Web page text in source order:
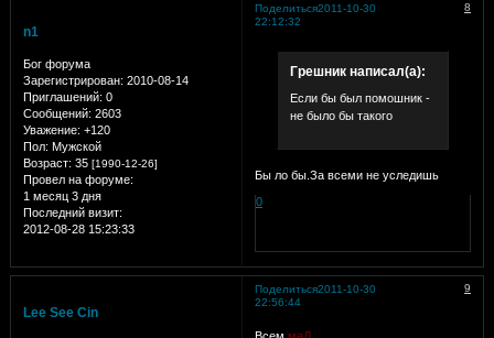
Поделиться 8
2011-10-30
22:12:32
n1
Бог форума
Зарегистрирован: 2010-08-14
Приглашений: 0
Сообщений: 2603
Уважение: +120
Пол: Мужской
Возраст: 35 [1990-12-26]
Провел на форуме:
1 месяц 3 дня
Последний визит:
2012-08-28 15:23:33
Грешник написал(а):
Если бы был помошник -
не было бы такого
Бы ло бы.За всеми не уследишь
0
Поделиться 9
2011-10-30
22:56:44
Lee See Cin